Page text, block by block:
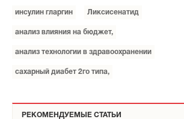
инсулин гларгин Ликсисенатид
анализ влияния на бюджет,
анализ технологии в здравоохранении
сахарный диабет 2го типа,
РЕКОМЕНДУЕМЫЕ СТАТЬИ